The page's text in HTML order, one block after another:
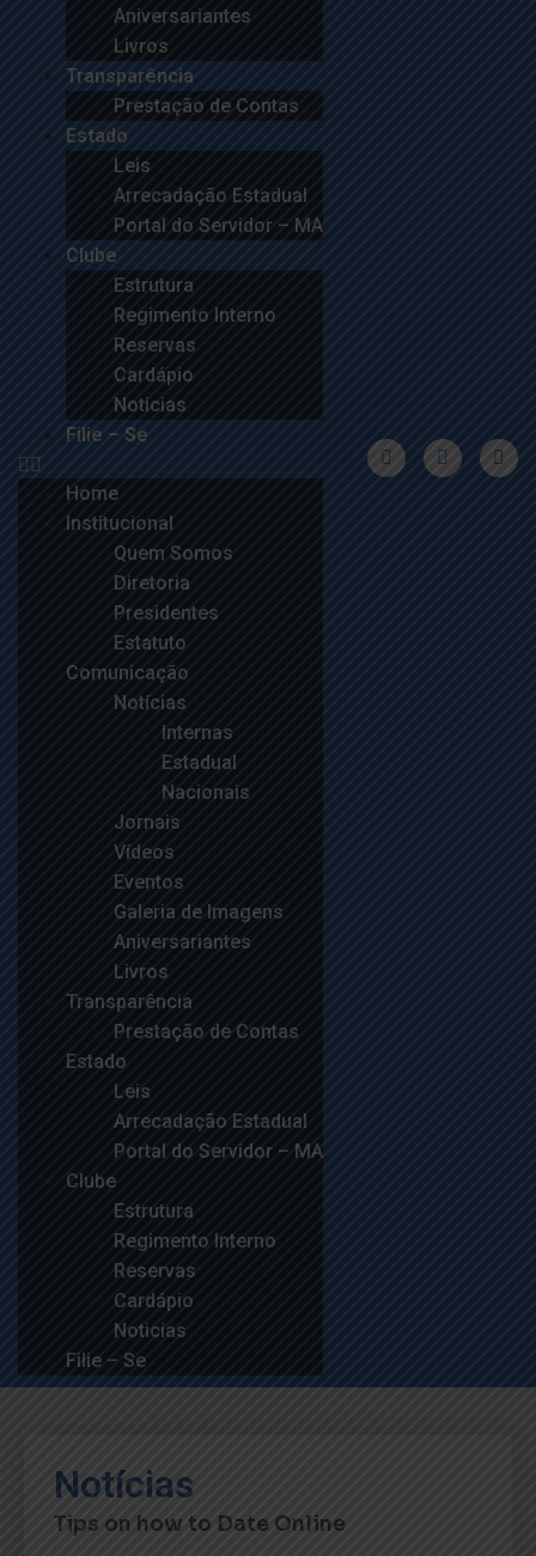
Aniversariantes
Livros
Transparência
Prestação de Contas
Estado
Leis
Arrecadação Estadual
Portal do Servidor – MA
Clube
Estrutura
Regimento Interno
Reservas
Cardápio
Noticias
Filie – Se
Home
Institucional
Quem Somos
Diretoria
Presidentes
Estatuto
Comunicação
Notícias
Internas
Estadual
Nacionais
Jornais
Vídeos
Eventos
Galeria de Imagens
Aniversariantes
Livros
Transparência
Prestação de Contas
Estado
Leis
Arrecadação Estadual
Portal do Servidor – MA
Clube
Estrutura
Regimento Interno
Reservas
Cardápio
Noticias
Filie – Se
Notícias
Tips on how to Date Online